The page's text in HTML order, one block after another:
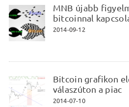
MNB újabb
bitcoinnal
2014-09-12
Bitcoin grafikon
válaszúton a piac
2014-07-10